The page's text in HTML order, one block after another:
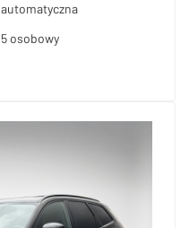
automatyczna
5 osobowy